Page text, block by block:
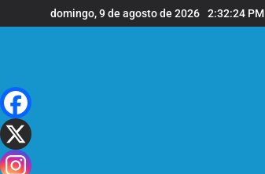
al
domingo, 9 de agosto de 2026 2:32:24 PM